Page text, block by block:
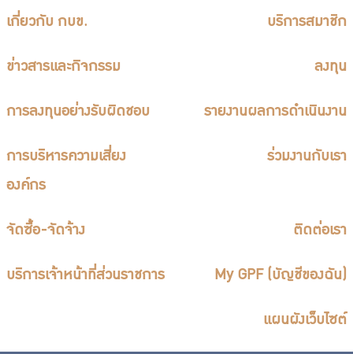
เกี่ยวกับ กบข. บริการสมาชิก
ข่าวสารและกิจกรรม ลงทุน
การลงทุนอย่างรับผิดชอบ รายงานผลการดำเนินงาน
การบริหารความเสี่ยง
องค์กร
ร่วมงานกับเรา
จัดซื้อ-จัดจ้าง ติดต่อเรา
บริการเจ้าหน้าที่ส่วนราชการ My GPF (บัญชีของฉัน)
แผนผังเว็บไซต์